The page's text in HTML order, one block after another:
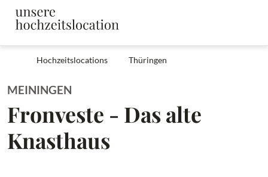
Hochzeitslocations Thüringen
MEININGEN
Fronveste - Das alte
Knasthaus